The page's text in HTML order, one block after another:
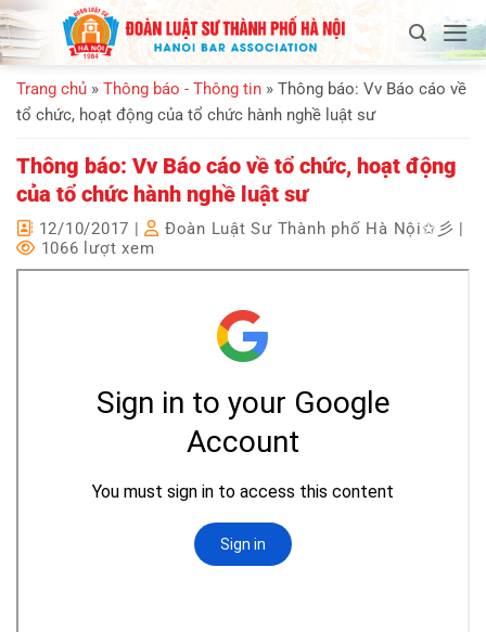
Bỏ
qua
nội
dung
Trang chủ » Thông báo - Thông tin » Thông báo: Vv Báo cáo về
tổ chức, hoạt động của tổ chức hành nghề luật sư
Thông báo: Vv Báo cáo về tổ chức, hoạt động
của tổ chức hành nghề luật sư
12/10/2017 | Đoàn Luật Sư Thành phố Hà Nội✩彡 |
1066 lượt xem